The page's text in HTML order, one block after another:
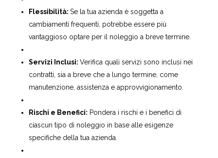
Flessibilità: Se la tua azienda è soggetta a
cambiamenti frequenti, potrebbe essere più
vantaggioso optare per il noleggio a breve termine.
Servizi Inclusi: Verifica quali servizi sono inclusi nei
contratti, sia a breve che a lungo termine, come
manutenzione, assistenza e approvvigionamento.
Rischi e Benefici: Pondera i rischi e i benefici di
ciascun tipo di noleggio in base alle esigenze
specifiche della tua azienda.